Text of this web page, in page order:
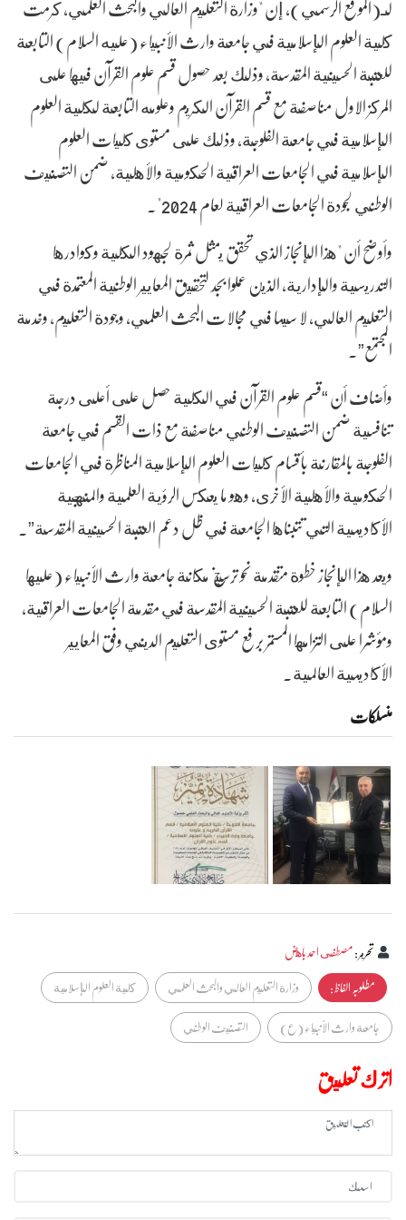
كلية العلوم الإسلامية في جامعة وارث الأنبياء (عليه السلام) التابعة
للعتبة الحسينية المقدسة، وذلك بعد حصول قسم علوم القرآن فيها على
المركز الاول مناصفة مع قسم القرآن الكريم وعلومه التابعة لكلية العلوم
الإسلامية في جامعة الفلوجة، وذلك على مستوى كليات العلوم
الإسلامية في الجامعات العراقية الحكومية والأهلية، ضمن التصنيف
الوطني لجودة الجامعات العراقية لعام 2024".
وأوضح أن "هذا الإنجاز الذي تحقق يمثل ثمرة لجهود الكلية وكوادرها
التدريسية والإدارية، الذين عملوا بجد لتحقيق المعايير الوطنية المعتمدة في
التعليم العالي، لا سيما في مجالات البحث العلمي، وجودة التعليم، وخدمة
المجتمع”.
وأضاف أن “قسم علوم القرآن في الكلية حصل على أعلى درجة
تنافسية ضمن التصنيف الوطني مناصفة مع ذات القسم في جامعة
الفلوجة بالمقارنة بأقسام كليات العلوم الإسلامية المناظرة في الجامعات
الحكومية والأهلية الأخرى، وهو ما يعكس الرؤية العلمية والمنهجية
الأكاديمية التي تتبناها الجامعة في ظل دعم العتبة الحسينية المقدسة”.
ويعد هذا الإنجاز خطوة متقدمة نحو ترسيخ مكانة جامعة وارث الأنبياء (عليها
السلام) التابعة للعتبة الحسينية المقدسة في مقدمة الجامعات العراقية،
ومؤشرا على التزامها المستمر برفع مستوى التعليم الديني وفق المعايير
الأكاديمية العالمية.
منسلکات
تحرير:مصطفى احمد باهض
مطلوبہ الفاظ :
وزارة التعليم العالي والبحث العلمي
كلية العلوم الإسلامية
جامعة وارث الأنبياء (ع)
التصنيف الوطني
اترك تعليق